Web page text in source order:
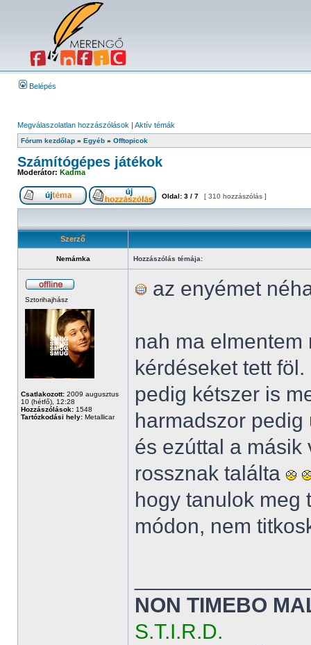
Belépés
Megválaszolatlan hozzászólások | Aktív témák
Fórum kezdőlap » Egyéb » Offtopicok
Számítógépes játékok
Moderátor: Kadma
Oldal: 3 / 7 [ 310 hozzászólás ]
Szerző
Nemámka Hozzászólás témája:
Sztorihajhász
Csatlakozott: 2009 augusztus
10 (hétfő), 12:28
Hozzászólások: 1548
Tartózkodási hely: Metallicar
az enyémet
nah ma
kérdéseket tett
pedig kétszer is
harmadszor
és ezúttal a másik
rossznak találta
hogy tanulok meg
módon, nem
NON TIMEBO
S.T.I.R.D.